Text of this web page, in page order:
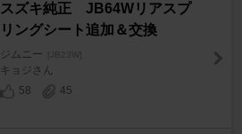
スズキ純正 JB64Wリアスプ
リングシート追加＆交換
ジムニー [JB23W]
キョジさん
58
45